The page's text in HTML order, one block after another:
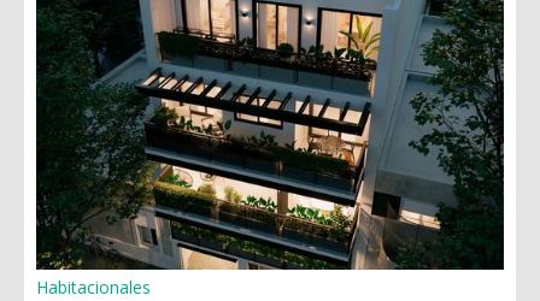
Habitacionales